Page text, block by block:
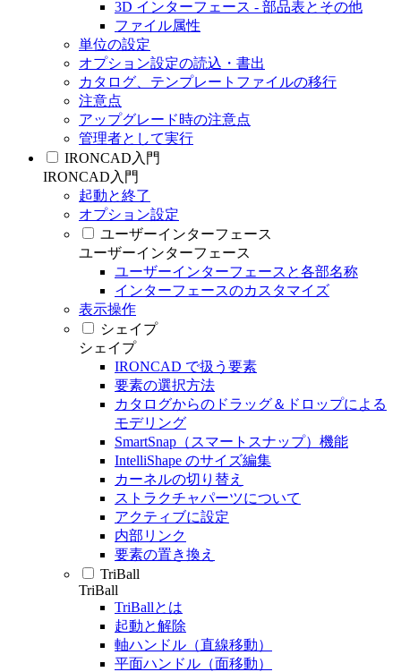
3D インターフェース - 部品表とその他
ファイル属性
単位の設定
オプション設定の読込・書出
カタログ、テンプレートファイルの移行
注意点
アップグレード時の注意点
管理者として実行
IRONCAD入門
IRONCAD入門
起動と終了
オプション設定
ユーザーインターフェース
ユーザーインターフェース
ユーザーインターフェースと各部名称
インターフェースのカスタマイズ
表示操作
シェイプ
シェイプ
IRONCAD で扱う要素
要素の選択方法
カタログからのドラッグ＆ドロップによる
モデリング
SmartSnap（スマートスナップ）機能
IntelliShape のサイズ編集
カーネルの切り替え
ストラクチャパーツについて
アクティブに設定
内部リンク
要素の置き換え
TriBall
TriBall
TriBallとは
起動と解除
軸ハンドル（直線移動）
平面ハンドル（面移動）